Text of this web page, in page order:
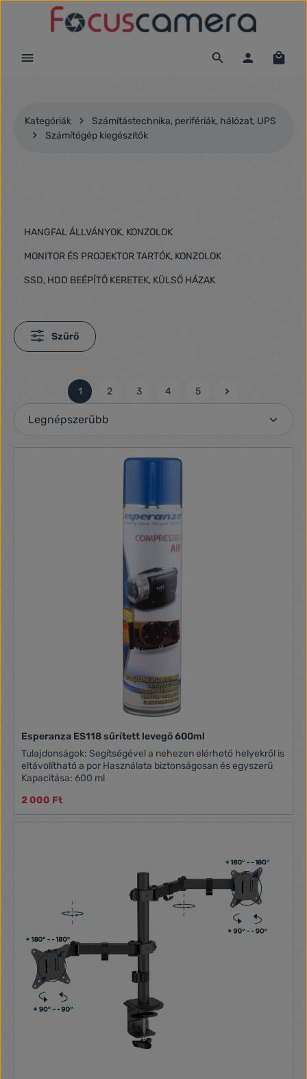
Ugrás a fő tartalomra
Kategóriák
Számítástechnika, perifériák, hálózat, UPS
Számítógép kiegészítők
HANGFAL ÁLLVÁNYOK, KONZOLOK
MONITOR ÉS PROJEKTOR TARTÓK, KONZOLOK
SSD, HDD BEÉPÍTŐ KERETEK, KÜLSŐ HÁZAK
Szűrő
Oldal
1
Oldal
2
Oldal
3
Oldal
4
Oldal
5
Esperanza ES118 sűrített levegő 600ml
Tulajdonságok: Segítségével a nehezen elérhető helyekről is
eltávolítható a por Használata biztonságosan és egyszerű
Kapacitása: 600 ml
2 000 Ft